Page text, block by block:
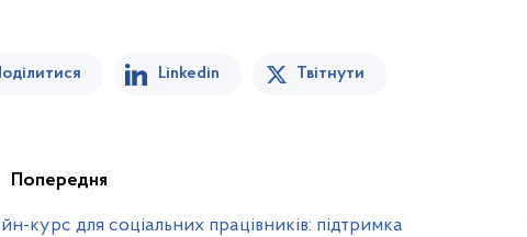
Linkedin Твітнути
Попередня
курс для соціальних працівників: підтримка